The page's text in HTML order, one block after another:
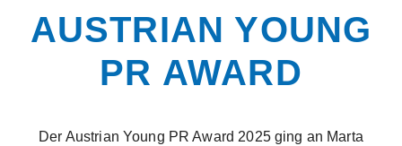
AUSTRIAN YOUNG
PR AWARD
Der Austrian Young PR Award 2025 ging an Marta